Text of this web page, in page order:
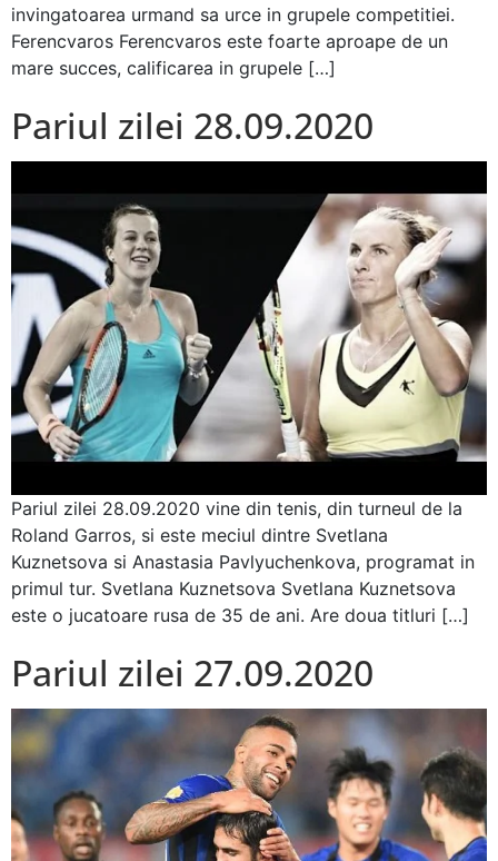
invingatoarea urmand sa urce in grupele competitiei.
Ferencvaros Ferencvaros este foarte aproape de un
mare succes, calificarea in grupele […]
Pariul zilei 28.09.2020
Pariul zilei 28.09.2020 vine din tenis, din turneul de la
Roland Garros, si este meciul dintre Svetlana
Kuznetsova si Anastasia Pavlyuchenkova, programat in
primul tur. Svetlana Kuznetsova Svetlana Kuznetsova
este o jucatoare rusa de 35 de ani. Are doua titluri […]
Pariul zilei 27.09.2020